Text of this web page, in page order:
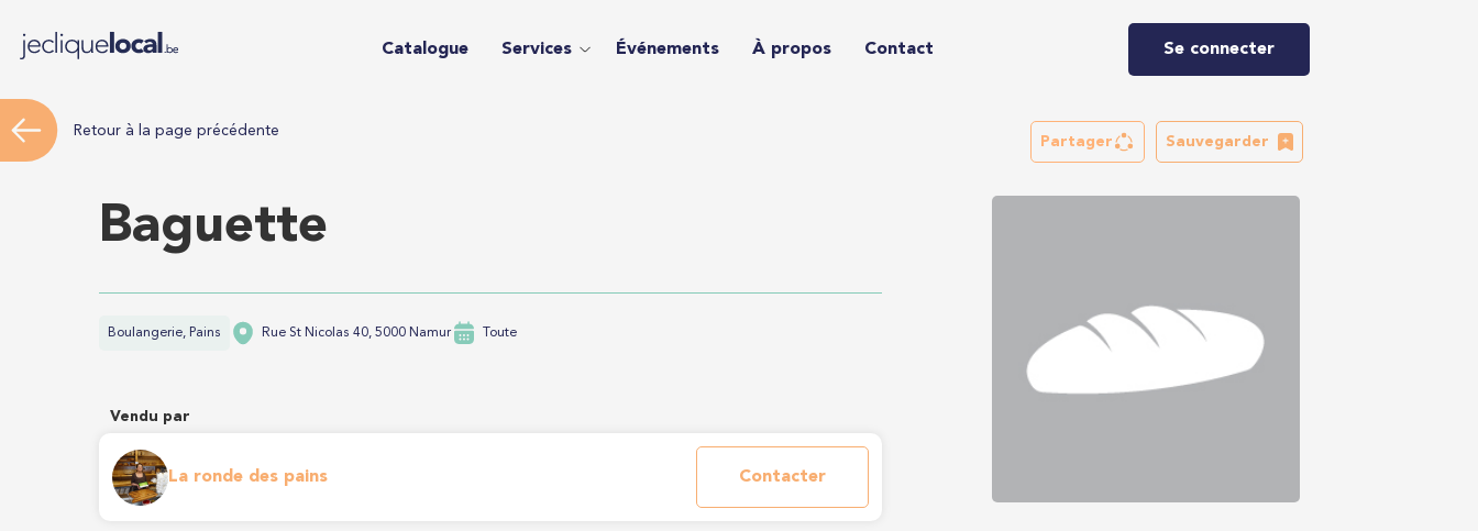
Catalogue Services Événements À propos Contact Se connecter
Retour à la page précédente
Partager Sauvegarder
Baguette
Boulangerie, Pains Rue St Nicolas 40, 5000 Namur Toute
Vendu par
La ronde des pains Contacter